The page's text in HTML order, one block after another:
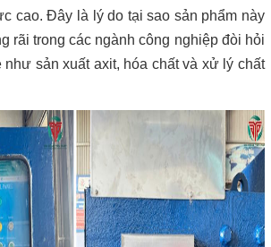
cao. Đây là lý do tại sao sản phẩm này
rãi trong các ngành công nghiệp đòi hỏi
như sản xuất axit, hóa chất và xử lý chất